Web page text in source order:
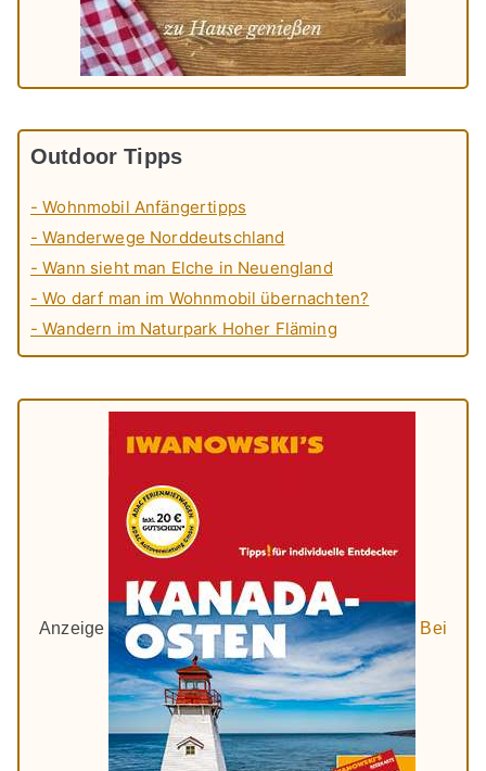
Outdoor Tipps
- Wohnmobil Anfängertipps
- Wanderwege Norddeutschland
- Wann sieht man Elche in Neuengland
- Wo darf man im Wohnmobil übernachten?
- Wandern im Naturpark Hoher Fläming
Anzeige Bei